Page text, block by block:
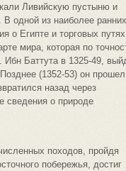
Ливийскую пустыню и
одной из наиболее ранних
о Египте и торговых
мира, которая по
Ибн Баттута в 1325-49,
(1352-53) он прошел
назад через
сведения о природе
походов, пройдя
побережья, достиг